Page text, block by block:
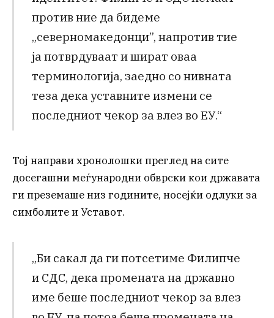
против ние да бидеме
„северномакедонци’’, напротив тие
ја потврдуваат и шират оваа
терминологија, заедно со нивната
теза дека уставните измени се
последниот чекор за влез во ЕУ.“
Тој направи хронолошки преглед на сите
досегашни меѓународни обврски кои државата
ги преземаше низ годините, носејќи одлуки за
симболите и Уставот.
„Би сакал да ги потсетиме Филипче
и СДС, дека промената на државно
име беше последниот чекор за влез